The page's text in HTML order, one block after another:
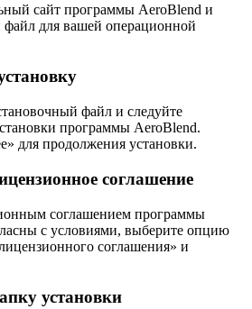
сайт программы AeroBlend и
файл для вашей операционной
файл и следуйте
программы AeroBlend.
для продолжения установки.
соглашение
соглашением программы
с условиями, выберите опцию
соглашения» и
установки